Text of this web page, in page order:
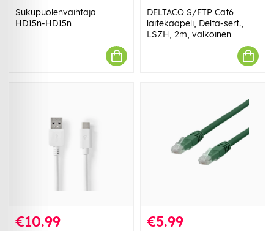
Sukupuolenvaihtaja
HD15n-HD15n
DELTACO S/FTP Cat6
laitekaapeli, Delta-sert.,
LSZH, 2m, valkoinen
€10.99 €5.99